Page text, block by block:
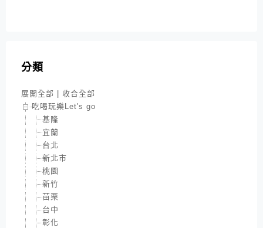
分類
展開全部
收合全部
吃喝玩樂Let's go
基隆
宜蘭
台北
新北市
桃園
新竹
苗栗
台中
彰化